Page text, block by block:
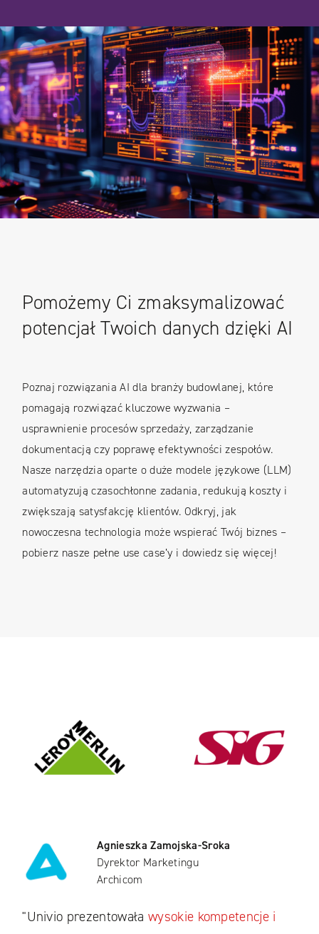
Pomożemy Ci zmaksymalizować
potencjał Twoich danych dzięki AI
Poznaj rozwiązania AI dla branży budowlanej, które
pomagają rozwiązać kluczowe wyzwania –
usprawnienie procesów sprzedaży, zarządzanie
dokumentacją czy poprawę efektywności zespołów.
Nasze narzędzia oparte o duże modele językowe (LLM)
automatyzują czasochłonne zadania, redukują koszty i
zwiększają satysfakcję klientów. Odkryj, jak
nowoczesna technologia może wspierać Twój biznes –
pobierz nasze pełne use case’y i dowiedz się więcej!
Agnieszka Zamojska-Sroka
Dyrektor Marketingu
Archicom
"Univio prezentowała wysokie kompetencje i